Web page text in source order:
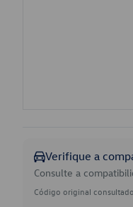
Verifique a
Consulte a
Código original